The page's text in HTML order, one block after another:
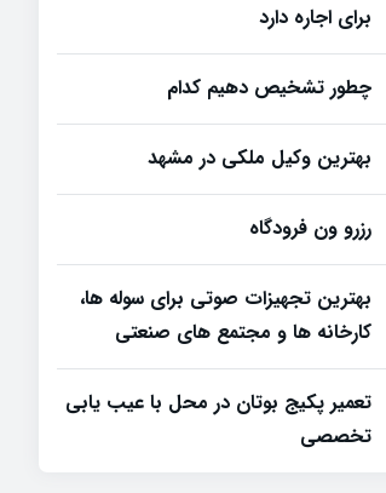
برای اجاره دارد
چطور تشخیص دهیم کدام
بهترین وکیل ملکی در مشهد
رزرو ون فرودگاه
بهترین تجهیزات صوتی برای سوله‌ ها،
کارخانه‌ ها و مجتمع‌ های صنعتی
تعمیر پکیج بوتان در محل با عیب یابی
تخصصی